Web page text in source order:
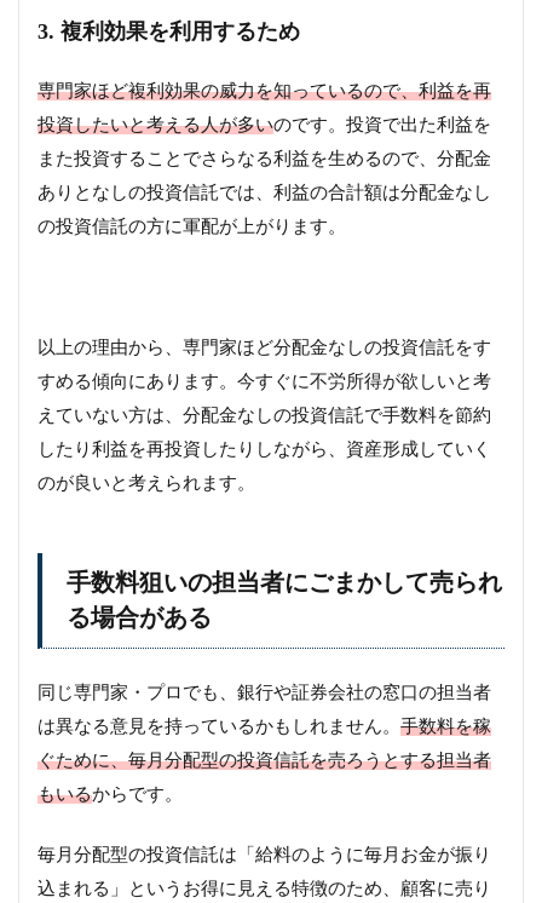
3. 複利効果を利用するため
専門家ほど複利効果の威力を知っているので、利益を再
投資したいと考える人が多いのです。投資で出た利益を
また投資することでさらなる利益を生めるので、分配金
ありとなしの投資信託では、利益の合計額は分配金なし
の投資信託の方に軍配が上がります。
以上の理由から、専門家ほど分配金なしの投資信託をす
すめる傾向にあります。今すぐに不労所得が欲しいと考
えていない方は、分配金なしの投資信託で手数料を節約
したり利益を再投資したりしながら、資産形成していく
のが良いと考えられます。
手数料狙いの担当者にごまかして売られ
る場合がある
同じ専門家・プロでも、銀行や証券会社の窓口の担当者
は異なる意見を持っているかもしれません。 手数料を稼
ぐために、毎月分配型の投資信託を売ろうとする担当者
もいるからです。
毎月分配型の投資信託は「給料のように毎月お金が振り
込まれる」というお得に見える特徴のため、顧客に売り